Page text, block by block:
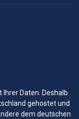
Daten. Deshalb
gehostet und
dem deutschen